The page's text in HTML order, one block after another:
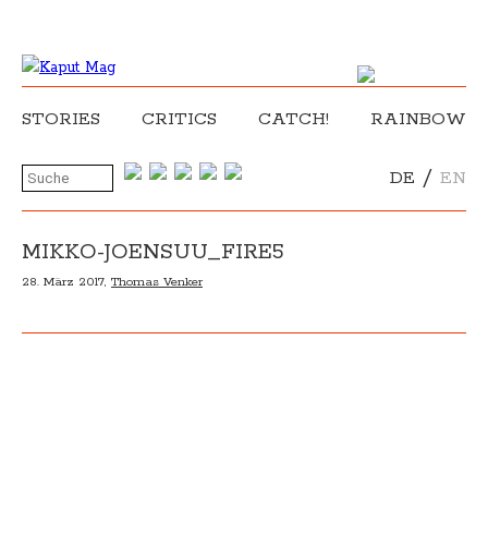
STORIES CRITICS CATCH! RAINBOW
DE / EN
MIKKO-JOENSUU_FIRE5
28. März 2017, Thomas Venker